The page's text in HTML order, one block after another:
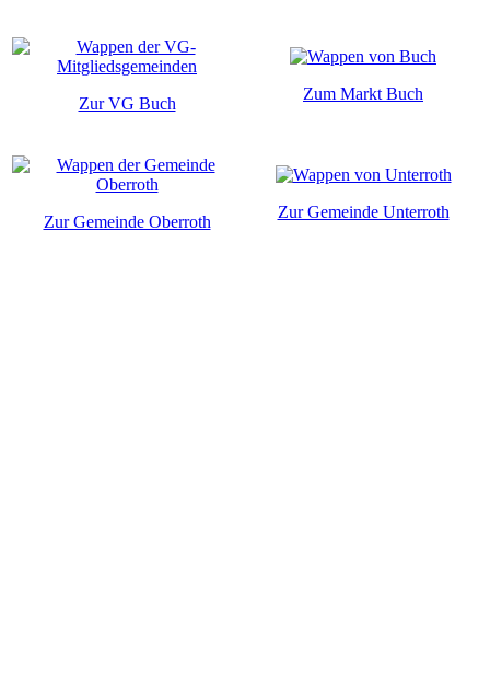
Zur VG Buch
Zum Markt Buch
Zur Gemeinde Oberroth
Zur Gemeinde Unterroth